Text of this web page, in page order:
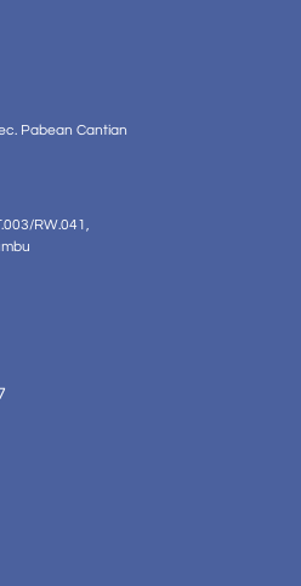
Pabean Cantian
RW.041,